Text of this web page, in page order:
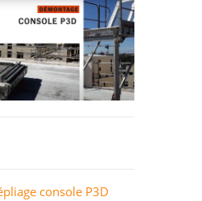
console P3D